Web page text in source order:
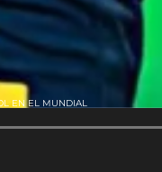
EN EL MUNDIAL